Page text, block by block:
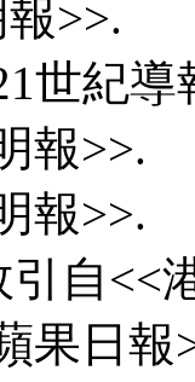
>>.
世紀導
報>>.
報>>.
自<<
果日報